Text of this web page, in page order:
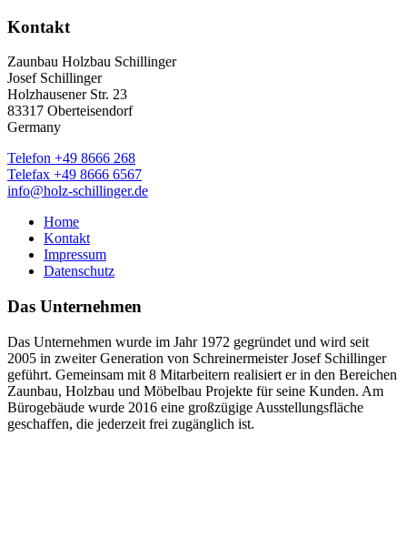
Kontakt
Zaunbau Holzbau Schillinger
Josef Schillinger
Holzhausener Str. 23
83317 Oberteisendorf
Germany
Telefon +49 8666 268
Telefax +49 8666 6567
info@holz-schillinger.de
Home
Kontakt
Impressum
Datenschutz
Das Unternehmen
Das Unternehmen wurde im Jahr 1972 gegründet und wird seit
2005 in zweiter Generation von Schreinermeister Josef Schillinger
geführt. Gemeinsam mit 8 Mitarbeitern realisiert er in den Bereichen
Zaunbau, Holzbau und Möbelbau Projekte für seine Kunden. Am
Bürogebäude wurde 2016 eine großzügige Ausstellungsfläche
geschaffen, die jederzeit frei zugänglich ist.